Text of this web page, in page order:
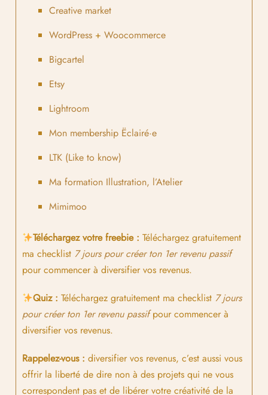
Creative market
WordPress + Woocommerce
Bigcartel
Etsy
Lightroom
Mon membership Ëclairé·e
LTK (Like to know)
Ma formation Illustration, l’Atelier
Mimimoo
Téléchargez votre freebie :Téléchargez gratuitement
ma checklist 7 jours pour créer ton 1er revenu passif
pour commencer à diversifier vos revenus.
Quiz :Téléchargez gratuitement ma checklist 7 jours
pour créer ton 1er revenu passifpour commencer à
diversifier vos revenus.
Rappelez-vous : diversifier vos revenus, c’est aussi vous
offrir la liberté de dire non à des projets qui ne vous
correspondent pas et de libérer votre créativité de la